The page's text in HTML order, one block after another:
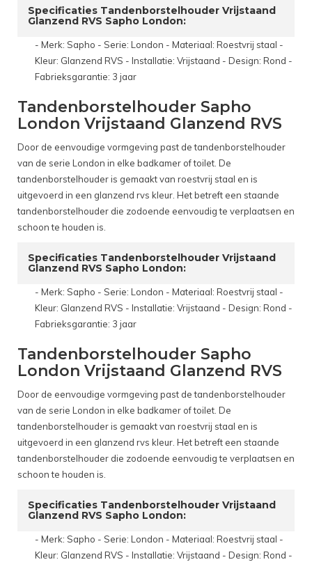
Specificaties Tandenborstelhouder Vrijstaand
Glanzend RVS Sapho London:
- Merk: Sapho - Serie: London - Materiaal: Roestvrij staal -
Kleur: Glanzend RVS - Installatie: Vrijstaand - Design: Rond -
Fabrieksgarantie: 3 jaar
Tandenborstelhouder Sapho
London Vrijstaand Glanzend RVS
Door de eenvoudige vormgeving past de tandenborstelhouder
van de serie London in elke badkamer of toilet. De
tandenborstelhouder is gemaakt van roestvrij staal en is
uitgevoerd in een glanzend rvs kleur. Het betreft een staande
tandenborstelhouder die zodoende eenvoudig te verplaatsen en
schoon te houden is.
Specificaties Tandenborstelhouder Vrijstaand
Glanzend RVS Sapho London:
- Merk: Sapho - Serie: London - Materiaal: Roestvrij staal -
Kleur: Glanzend RVS - Installatie: Vrijstaand - Design: Rond -
Fabrieksgarantie: 3 jaar
Tandenborstelhouder Sapho
London Vrijstaand Glanzend RVS
Door de eenvoudige vormgeving past de tandenborstelhouder
van de serie London in elke badkamer of toilet. De
tandenborstelhouder is gemaakt van roestvrij staal en is
uitgevoerd in een glanzend rvs kleur. Het betreft een staande
tandenborstelhouder die zodoende eenvoudig te verplaatsen en
schoon te houden is.
Specificaties Tandenborstelhouder Vrijstaand
Glanzend RVS Sapho London:
- Merk: Sapho - Serie: London - Materiaal: Roestvrij staal -
Kleur: Glanzend RVS - Installatie: Vrijstaand - Design: Rond -